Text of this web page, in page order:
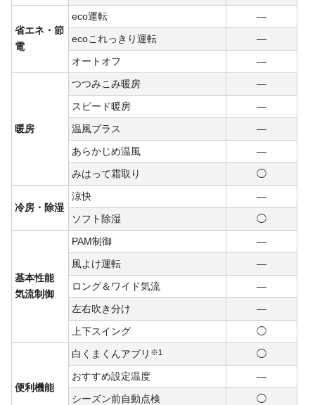
省エネ・節
電
eco運転
―
ecoこれっきり運転
―
オートオフ
―
暖房
つつみこみ暖房
―
スピード暖房
―
温風プラス
―
あらかじめ温風
―
みはって霜取り
◯
冷房・除湿
涼快
―
ソフト除湿
◯
基本性能
気流制御
PAM制御
―
風よけ運転
―
ロング＆ワイド気流
―
左右吹き分け
―
上下スイング
◯
便利機能
白くまくんアプリ ※1
◯
おすすめ設定温度
―
シーズン前自動点検
◯